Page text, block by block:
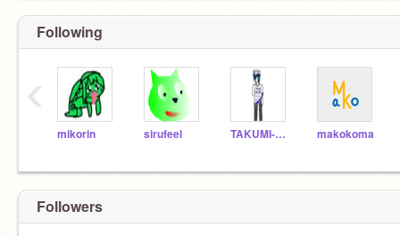
Following
mikorin sirufeel TAKUMI-GAME makokoma
‹
Followers